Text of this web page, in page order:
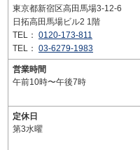
東京都新宿区高田馬場3-12-6
日拓高田馬場ビル2 1階
TEL： 0120-173-811
TEL： 03-6279-1983
営業時間
午前10時〜午後7時
定休日
第3水曜